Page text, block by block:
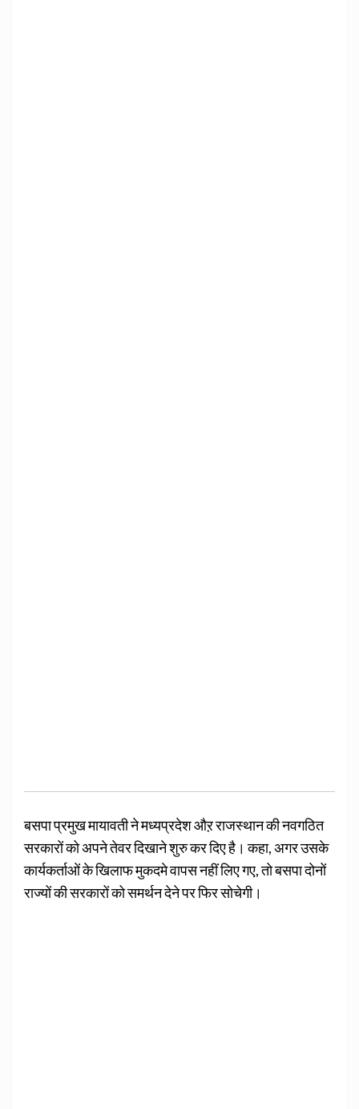
बसपा प्रमुख मायावती ने मध्यप्रदेश औऱ राजस्थान की नवगठित
सरकारों को अपने तेवर दिखाने शुरु कर दिए है। कहा, अगर उसके
कार्यकर्ताओं के खिलाफ मुकदमे वापस नहीं लिए गए, तो बसपा दोनों
राज्यों की सरकारों को समर्थन देने पर फिर सोचेगी।